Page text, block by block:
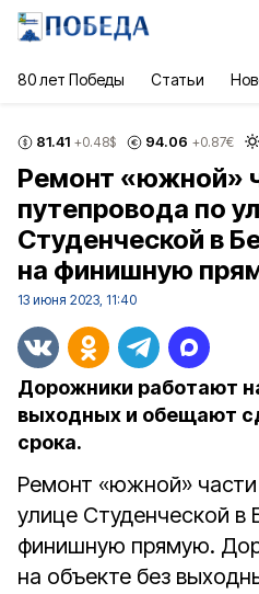
80 лет Победы Статьи
81.41 +0.48$ 94.06 +0.87€
Ремонт «южной»
путепровода по
Студенческой в
на финишную
13 июня 2023, 11:40
Дорожники работают
выходных и обещают
срока.
Ремонт «южной»
улице Студенческой
финишную прямую.
на объекте без